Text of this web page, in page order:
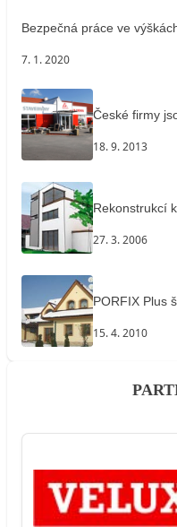
Bezpečná práce ve
7. 1. 2020
České firmy
18. 9. 2013
Rekonstrukcí
27. 3. 2006
PORFIX Plus
15. 4. 2010